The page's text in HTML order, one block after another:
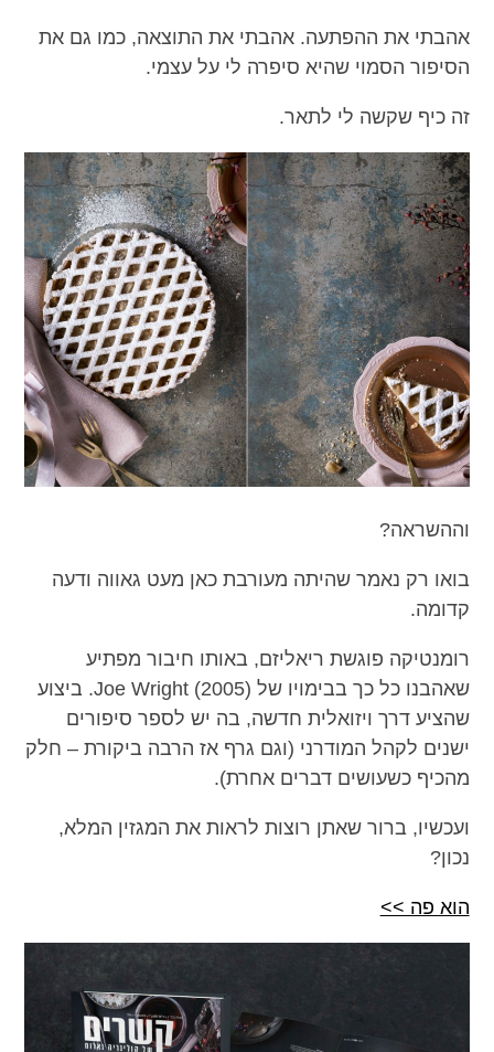
אהבתי את ההפתעה. אהבתי את התוצאה, כמו גם את
הסיפור הסמוי שהיא סיפרה לי על עצמי.
זה כיף שקשה לי לתאר.
וההשראה?
בואו רק נאמר שהיתה מעורבת כאן מעט גאווה ודעה
קדומה.
רומנטיקה פוגשת ריאליזם, באותו חיבור מפתיע
שאהבנו כל כך בבימויו של (Joe Wright (2005. ביצוע
שהציע דרך ויזואלית חדשה, בה יש לספר סיפורים
ישנים לקהל המודרני (וגם גרף אז הרבה ביקורת – חלק
מהכיף כשעושים דברים אחרת).
ועכשיו, ברור שאתן רוצות לראות את המגזין המלא,
נכון?
הוא פה >>